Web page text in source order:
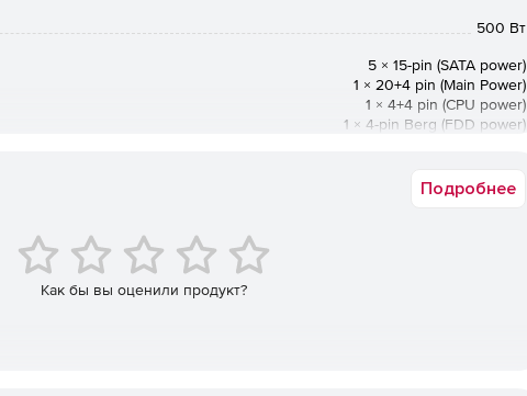
500 Вт
5 × 15-pin (SATA power)
1 × 20+4 pin (Main Power)
1 × 4+4 pin (CPU power)
1 × 4-pin Berg (FDD power)
200–240 В @ 50/60 Гц
Подробнее
Как бы вы оценили продукт?